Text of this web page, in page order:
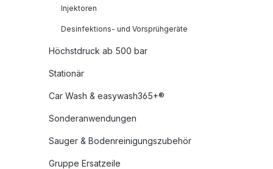
Injektoren
Desinfektions- und Vorsprühgeräte
Höchstdruck ab 500 bar
Stationär
Car Wash & easywash365+®
Sonderanwendungen
Sauger & Bodenreinigungszubehör
Gruppe Ersatzeile